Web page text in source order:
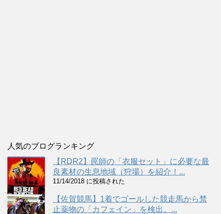
人気のブログランキング
【RDR2】罠師の「衣服セット」に必要な最
良素材の生息地域（狩場）を紹介！...
11/14/2018 に投稿された
【佐賀競馬】1着でゴールした競走馬から禁
止薬物の「カフェイン」を検出。...